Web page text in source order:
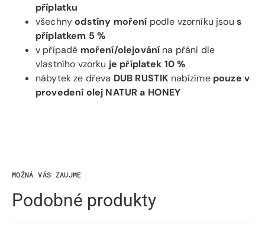
příplatku
všechnyodstíny moření podle vzorníku jsou s
příplatkem 5 %
v případě moření/olejování na přání dle
vlastního vzorku je příplatek 10 %
nábytek ze dřeva DUB RUSTIK nabízíme pouze v
provedení olej NATUR a HONEY
MOŽNÁ VÁS ZAUJME
Podobné produkty